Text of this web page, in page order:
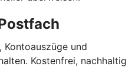
Kontoauszüge und
Kostenfrei, nachhaltig